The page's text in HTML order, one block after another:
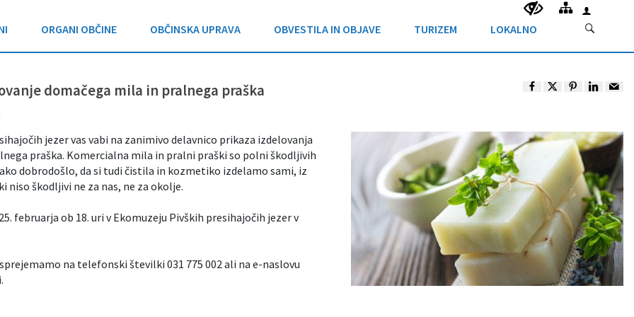
ORGANI OBČINE OBČINSKA UPRAVA OBVESTILA IN OBJAVE TURIZEM LOKALNO
domačega mila in pralnega praška
jezer vas vabi na zanimivo delavnico prikaza izdelovanja
praška. Komercialna mila in pralni praški so polni škodljivih
dobrodošlo, da si tudi čistila in kozmetiko izdelamo sami, iz
niso škodljivi ne za nas, ne za okolje.
februarja ob 18. uri v Ekomuzeju Pivških presihajočih jezer v
na telefonski številki 031 775 002 ali na e-naslovu